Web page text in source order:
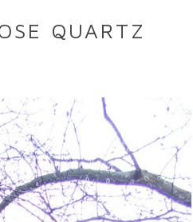
QUARTZ